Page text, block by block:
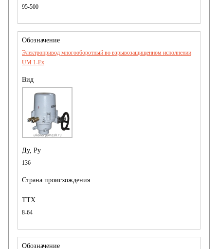
95-500
Электропривод многооборотный во взрывозащищенном исполнении
UM 1-Ex
136
8-64